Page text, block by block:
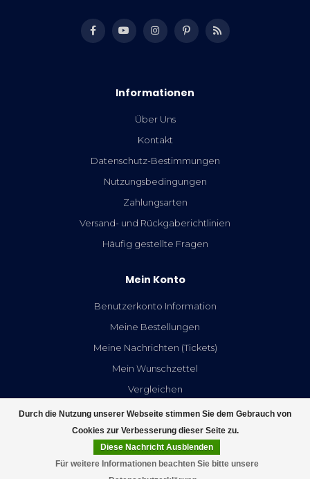
Durch die Nutzung unserer Webseite stimmen Sie dem Gebrauch von
Cookies zur Verbesserung dieser Seite zu.
Diese Nachricht Ausblenden
Für weitere Informationen beachten Sie bitte unsere
Informationen
Über Uns
Kontakt
Datenschutz-Bestimmungen
Nutzungsbedingungen
Zahlungsarten
Versand- und Rückgaberichtlinien
Häufig gestellte Fragen
Mein Konto
Benutzerkonto Information
Meine Bestellungen
Meine Nachrichten (Tickets)
Mein Wunschzettel
Vergleichen
Alle Produkte
FILTER